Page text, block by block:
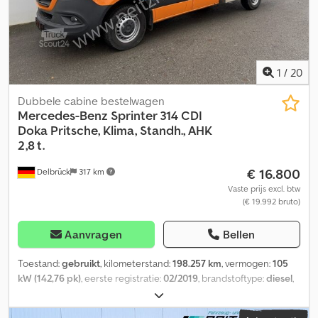
1 / 20
Delbrück 317 km
Dubbele cabine bestelwagen
Mercedes-Benz Sprinter 314 CDI
Doka Pritsche, Klima, Standh., AHK
2,8 t.
€ 16.800
Vaste prijs excl. btw
(€ 19.992 bruto)
Aanvragen Bellen
Toestand:gebruikt, kilometerstand:198.257 km, vermogen:105
kW (142,76 pk), eerste registratie:02/2019, brandstoftype:diesel,
, maximaal laadgewicht:
totaalgewicht:3.500 kg, bandenmaten:235 / 65 R 16,